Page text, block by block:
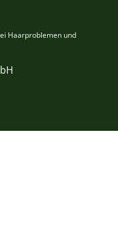
Haarproblemen und